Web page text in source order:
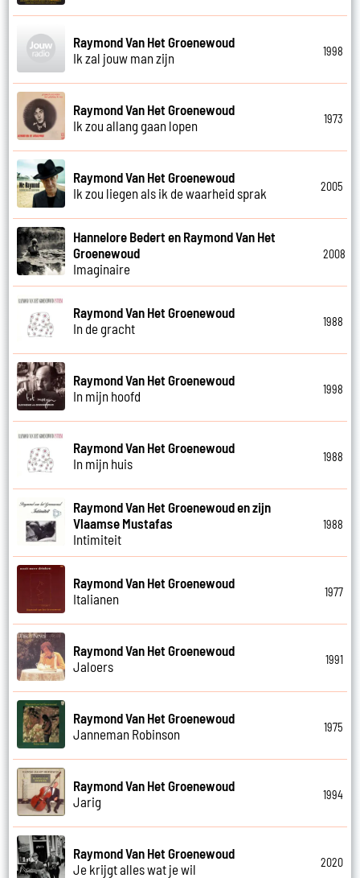
Raymond Van Het Groenewoud
Ik zal jouw man zijn
1998
Raymond Van Het Groenewoud
Ik zou allang gaan lopen
1973
Raymond Van Het Groenewoud
Ik zou liegen als ik de waarheid sprak
2005
Hannelore Bedert en Raymond Van Het
Groenewoud
Imaginaire
2008
Raymond Van Het Groenewoud
In de gracht
1988
Raymond Van Het Groenewoud
In mijn hoofd
1998
Raymond Van Het Groenewoud
In mijn huis
1988
Raymond Van Het Groenewoud en zijn
Vlaamse Mustafas
Intimiteit
1988
Raymond Van Het Groenewoud
Italianen
1977
Raymond Van Het Groenewoud
Jaloers
1991
Raymond Van Het Groenewoud
Janneman Robinson
1975
Raymond Van Het Groenewoud
Jarig
1994
Raymond Van Het Groenewoud
Je krijgt alles wat je wil
2020